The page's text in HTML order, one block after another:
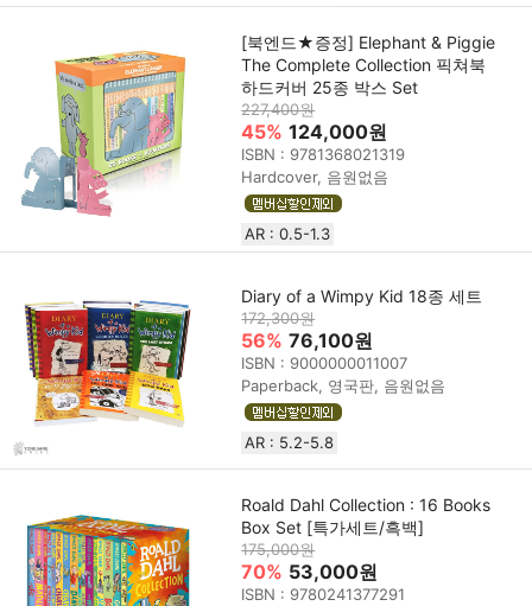
[북엔드★증정] Elephant & Piggie
The Complete Collection 픽쳐북
하드커버 25종 박스 Set
227,400원
45% 124,000원
ISBN : 9781368021319
Hardcover, 음원없음
AR : 0.5-1.3
Diary of a Wimpy Kid 18종 세트
172,300원
56% 76,100원
ISBN : 9000000011007
Paperback, 영국판, 음원없음
AR : 5.2-5.8
Roald Dahl Collection : 16 Books
Box Set [특가세트/흑백]
175,000원
70% 53,000원
ISBN : 9780241377291